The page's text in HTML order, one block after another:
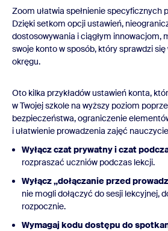
Zoom ułatwia spełnienie specyficznych
Dzięki setkom opcji ustawień,
dostosowywania i ciągłym innowacjom,
swoje konto w sposób, który sprawdzi się
okręgu.
Oto kilka przykładów ustawień konta,
w Twojej szkole na wyższy poziom
bezpieczeństwa, ograniczenie
i ułatwienie prowadzenia zajęć
Wyłącz czat prywatny i czat
rozpraszać uczniów podczas lekcji.
Wyłącz „dołączanie przed
nie mogli dołączyć do sesji lekcyjnej,
rozpocznie.
Wymagaj kodu dostępu do